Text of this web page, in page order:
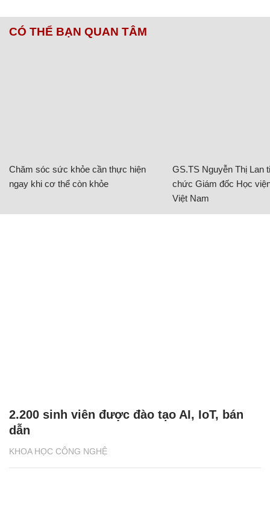
CÓ THỂ BẠN QUAN TÂM
Chăm sóc sức khỏe cần thực hiện
ngay khi cơ thể còn khỏe
GS.TS Nguyễn Thị Lan
chức Giám đốc Học
Việt Nam
KHOA HỌC CÔNG NGHỆ
2.200 sinh viên được đào tạo AI, IoT, bán
dẫn